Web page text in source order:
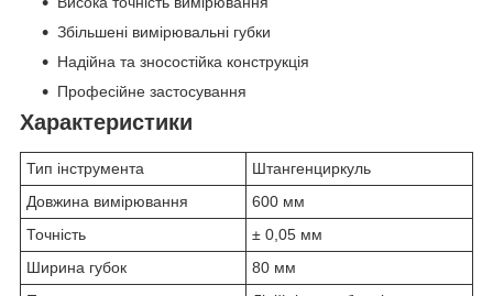
Збільшені вимірювальні губки
Надійна та зносостійка конструкція
Професійне застосування
Характеристики
Тип інструмента
Штангенциркуль
Довжина вимірювання
600 мм
Точність
± 0,05 мм
Ширина губок
80 мм